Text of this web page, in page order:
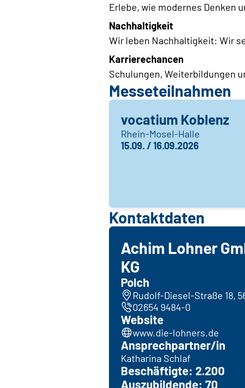
Erlebe, wie modernes Denken
Nachhaltigkeit
Wir leben Nachhaltigkeit: Wir
Karrierechancen
Schulungen, Weiterbildungen
Messeteilnahmen
vocatium Koblenz
Rhein-Mosel-Halle
15.09. / 16.09.2026
Kontaktdaten
Achim Lohner
KG
Polch
Rudolf-Diesel-Straße 18,
02654 9484-0
Website
www.die-lohners.de
Ansprechpartner/in
Katharina Schlaf
Beschäftigte: 2.200
Auszubildende: 70